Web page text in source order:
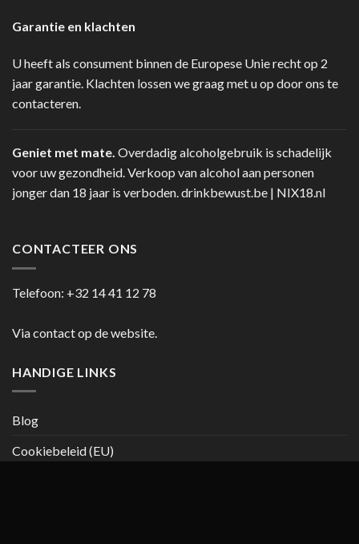
Garantie en klachten
U heeft als consument binnen de Europese Unie recht op 2
jaar garantie. Klachten lossen we graag met u op door ons te
contacteren.
Geniet met mate. Overdadig alcoholgebruik is schadelijk
voor uw gezondheid. Verkoop van alcohol aan personen
jonger dan 18 jaar is verboden.drinkbewust.be | NIX18.nl
CONTACTEER ONS
Telefoon: +32 14 41 12 78
Via contact op de website.
HANDIGE LINKS
Blog
Cookiebeleid (EU)